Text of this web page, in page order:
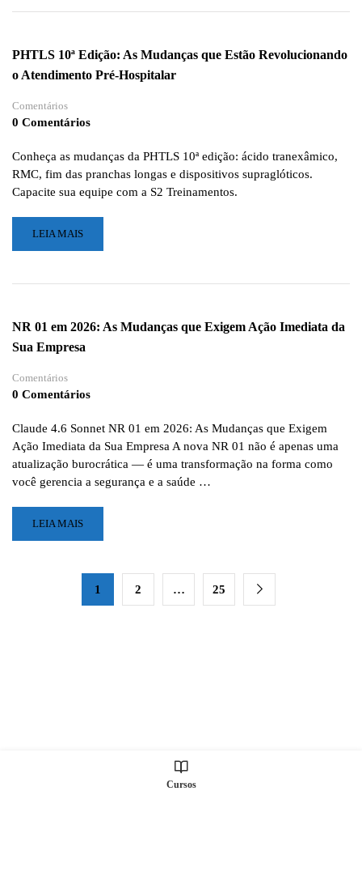
NR
PRINCÍPIOS
BÁSICOS
GESTÃO
E
QUE
SALVAM
VIDAS
ALTURA
PHTLS 10ª Edição: As Mudanças que Estão Revolucionando
o Atendimento Pré-Hospitalar
Comentários
0 Comentários
Conheça as mudanças da PHTLS 10ª edição: ácido tranexâmico,
RMC, fim das pranchas longas e dispositivos supraglóticos.
Capacite sua equipe com a S2 Treinamentos.
LEIA
MAIS
PHTLS
AS
MUDANÇAS
ESTÃO
REVOLUCIONANDO
ATENDIMENTO
PRÉ-
HOSPITALAR
LEIA MAIS
NR 01 em 2026: As Mudanças que Exigem Ação Imediata da
Sua Empresa
Comentários
0 Comentários
Claude 4.6 Sonnet NR 01 em 2026: As Mudanças que Exigem
Ação Imediata da Sua Empresa A nova NR 01 não é apenas uma
atualização burocrática — é uma transformação na forma como
você gerencia a segurança e a saúde …
LEIA
MAIS
LEIA MAIS
1 2 … 25
Cursos